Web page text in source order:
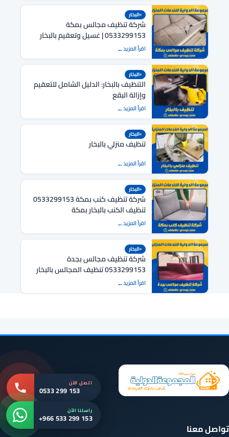
البخار
شركة تنظيف مجالس بمكة
0533299153 | غسيل وتعقيم بالبخار
فوري
اقرأ المزيد
البخار
التنظيف بالبخار: الدليل الشامل للتعقيم
وإزالة البقع
اقرأ المزيد
البخار
تنظيف منزلي بالبخار
اقرأ المزيد
البخار
شركة تنظيف كنب بمكة 0533299153
تنظيف الكنب بالبخار بمكة
اقرأ المزيد
البخار
شركة تنظيف مجالس بجدة
0533299153 تنظيف المجالس بالبخار
بجدة
اقرأ المزيد
تواصل معنا
اتصل الآن
0533 299 153
راسلنا الآن
+966 533 299 153